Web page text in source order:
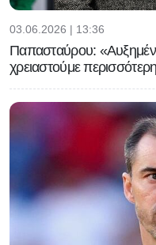
03.06.2026 | 13:36
Παπασταύρου:
χρειαστούμε